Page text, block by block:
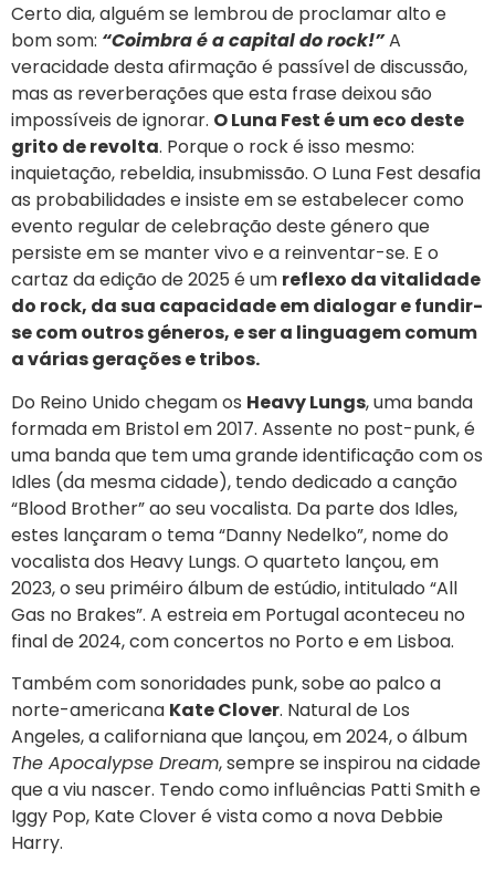
Certo dia, alguém se lembrou de proclamar alto e
bom som: “Coimbra é a capital do rock!”A
veracidade desta afirmação é passível de discussão,
mas as reverberações que esta frase deixou são
impossíveis de ignorar. O Luna Fest é um eco deste
grito de revolta. Porque o rock é isso mesmo:
inquietação, rebeldia, insubmissão. O Luna Fest desafia
as probabilidades e insiste em se estabelecer como
evento regular de celebração deste género que
persiste em se manter vivo e a reinventar-se. E o
cartaz da edição de 2025 é um reflexo da vitalidade
do rock, da sua capacidade em dialogar e fundir-
se com outros géneros, e ser a linguagem comum
a várias gerações e tribos.
Do Reino Unido chegam os Heavy Lungs, uma banda
formada em Bristol em 2017. Assente no post-punk, é
uma banda que tem uma grande identificação com os
Idles (da mesma cidade), tendo dedicado a canção
“Blood Brother” ao seu vocalista. Da parte dos Idles,
estes lançaram o tema “Danny Nedelko”, nome do
vocalista dos Heavy Lungs. O quarteto lançou, em
2023, o seu priméiro álbum de estúdio, intitulado “All
Gas no Brakes”. A estreia em Portugal aconteceu no
final de 2024, com concertos no Porto e em Lisboa.
Também com sonoridades punk, sobe ao palco a
norte-americana Kate Clover. Natural de Los
Angeles, a californiana que lançou, em 2024, o álbum
The Apocalypse Dream, sempre se inspirou na cidade
que a viu nascer. Tendo como influências Patti Smith e
Iggy Pop, Kate Clover é vista como a nova Debbie
Harry.